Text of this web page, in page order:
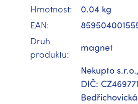
Hmotnost:
0.04 kg
EAN:
Druh
produktu:
magnet
Nekupto
DIČ: